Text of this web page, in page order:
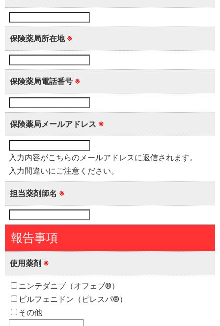
保険薬局所在地 ※
保険薬局電話番号 ※
保険薬局メールアドレス ※
入力内容がこちらのメールアドレスに返信されます。
入力間違いにご注意ください。
担当薬剤師名 ※
報告事項
使用薬剤 ※
ニンテダニブ（オフェブ®）
ピルフェニドン（ピレスパ®）
その他